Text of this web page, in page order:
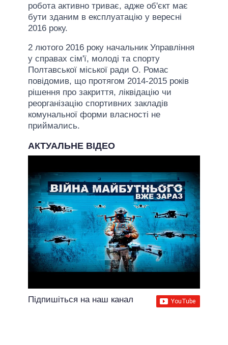
робота активно триває, адже об'єкт має
бути зданим в експлуатацію у вересні
2016 року.
2 лютого 2016 року начальник Управління
у справах сім'ї, молоді та спорту
Полтавської міської ради О. Ромас
повідомив, що протягом 2014-2015 років
рішення про закриття, ліквідацію чи
реорганізацію спортивних закладів
комунальної форми власності не
приймались.
АКТУАЛЬНЕ ВІДЕО
Підпишіться на наш канал